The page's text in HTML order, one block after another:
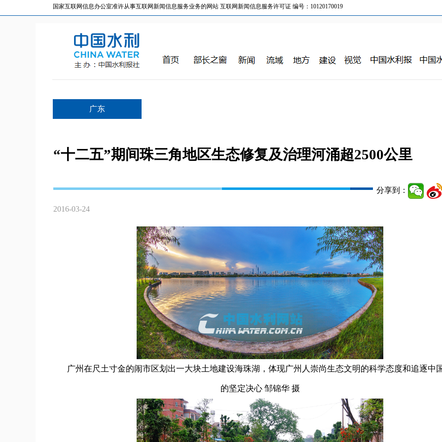
国家互联网信息办公室准许从事互联网新闻信息服务业务的网站 互联网新闻信息服务许可证 编号：10120170019
广东
“十二五”期间珠三角地区生态修复及治理河涌超2500公里
分享到：
2016-03-24
广州在尺土寸金的闹市区划出一大块土地建设海珠湖，体现广州人崇尚生态文明的科学态度和追逐中
的坚定决心 邹锦华 摄